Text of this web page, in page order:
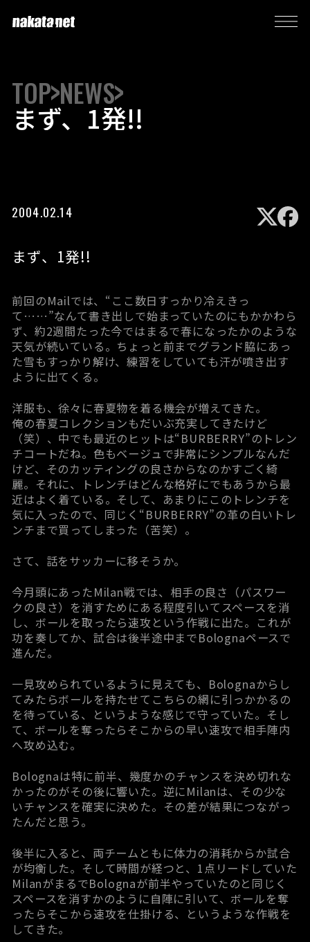
TOP NEWS
まず、1発!!
2004.02.14
まず、1発!!
前回のMailでは、“ここ数日すっかり冷えきっ
て……”なんて書き出しで始まっていたのにもかかわら
ず、約2週間たった今ではまるで春になったかのような
天気が続いている。ちょっと前までグランド脇にあっ
た雪もすっかり解け、練習をしていても汗が噴き出す
ように出てくる。
洋服も、徐々に春夏物を着る機会が増えてきた。
俺の春夏コレクションもだいぶ充実してきたけど
（笑）、中でも最近のヒットは“BURBERRY”のトレン
チコートだね。色もベージュで非常にシンプルなんだ
けど、そのカッティングの良さからなのかすごく綺
麗。それに、トレンチはどんな格好にでもあうから最
近はよく着ている。そして、あまりにこのトレンチを
気に入ったので、同じく“BURBERRY”の革の白いトレ
ンチまで買ってしまった（苦笑）。
さて、話をサッカーに移そうか。
今月頭にあったMilan戦では、相手の良さ（パスワー
クの良さ）を消すためにある程度引いてスペースを消
し、ボールを取ったら速攻という作戦に出た。これが
功を奏してか、試合は後半途中までBolognaペースで
進んだ。
一見攻められているように見えても、Bolognaからし
てみたらボールを持たせてこちらの網に引っかかるの
を待っている、というような感じで守っていた。そし
て、ボールを奪ったらそこからの早い速攻で相手陣内
へ攻め込む。
Bolognaは特に前半、幾度かのチャンスを決め切れな
かったのがその後に響いた。逆にMilanは、その少な
いチャンスを確実に決めた。その差が結果につながっ
たんだと思う。
後半に入ると、両チームともに体力の消耗からか試合
が均衡した。そして時間が経つと、1点リードしていた
MilanがまるでBolognaが前半やっていたのと同じく
スペースを消すかのように自陣に引いて、ボールを奪
ったらそこから速攻を仕掛ける、というような作戦を
してきた。